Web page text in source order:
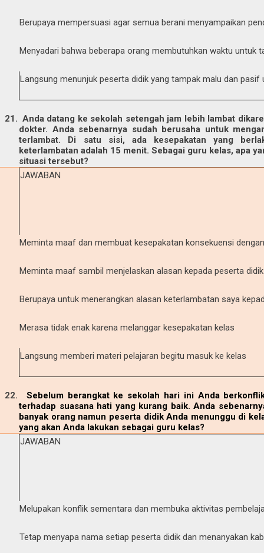
Berupaya mempersuasi agar semua berani menyampaikan
Menyadari bahwa beberapa orang membutuhkan waktu untuk
Langsung menunjuk peserta didik yang tampak malu dan pasif
21. Anda datang ke sekolah setengah jam lebih lambat
dokter. Anda sebenarnya sudah berusaha untuk
terlambat. Di satu sisi, ada kesepakatan yang
keterlambatan adalah 15 menit. Sebagai guru kelas, apa
situasi tersebut?
JAWABAN
Meminta maaf dan membuat kesepakatan konsekuensi
Meminta maaf sambil menjelaskan alasan kepada peserta
Berupaya untuk menerangkan alasan keterlambatan saya
Merasa tidak enak karena melanggar kesepakatan kelas
Langsung memberi materi pelajaran begitu masuk ke kelas
22.
Sebelum berangkat ke sekolah hari ini Anda
terhadap suasana hati yang kurang baik. Anda
banyak orang namun peserta didik Anda menunggu di
yang akan Anda lakukan sebagai guru kelas?
JAWABAN
Melupakan konflik sementara dan membuka aktivitas
Tetap menyapa nama setiap peserta didik dan menanyakan